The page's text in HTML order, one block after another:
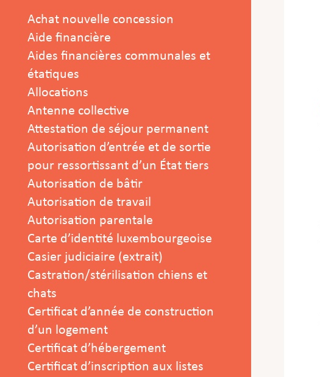
Achat nouvelle concession
Aide financière
Aides financières communales et
étatiques
Allocations
Antenne collective
Attestation de séjour permanent
Autorisation d’entrée et de sortie
pour ressortissant d’un État tiers
Autorisation de bâtir
Autorisation de travail
Autorisation parentale
Carte d’identité luxembourgeoise
Casier judiciaire (extrait)
Castration/stérilisation chiens et
chats
Certificat d’année de construction
d’un logement
Certificat d’hébergement
Certificat d’inscription aux listes